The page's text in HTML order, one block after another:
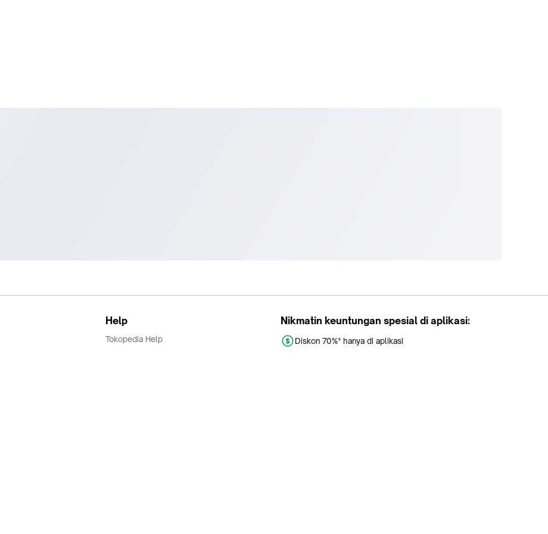
Help
Tokopedia Help
Nikmatin keuntungan spesial di aplikasi:
Diskon 70%* hanya di aplikasi